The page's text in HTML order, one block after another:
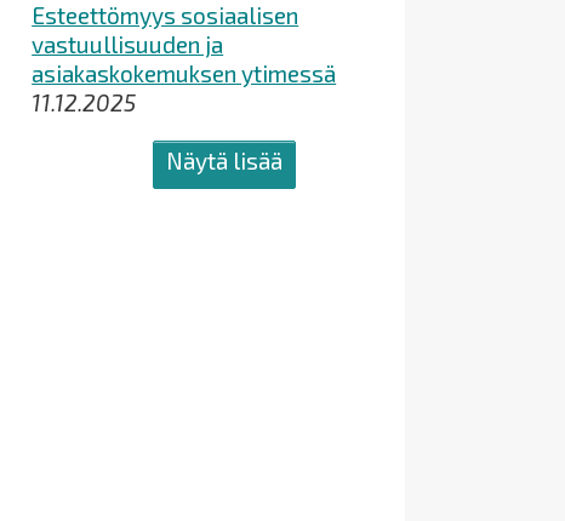
Esteettömyys sosiaalisen
vastuullisuuden ja
asiakaskokemuksen ytimessä
11.12.2025
Näytä lisää